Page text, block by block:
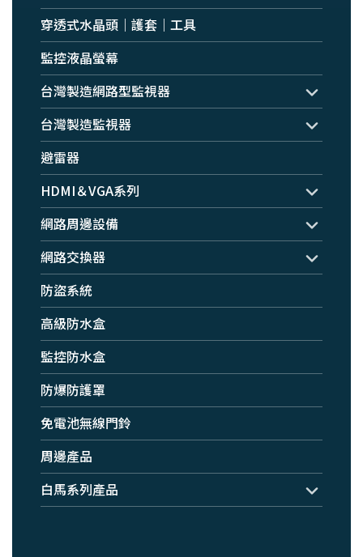
穿透式水晶頭｜護套｜工具
監控液晶螢幕
台灣製造網路型監視器
台灣製造監視器
避雷器
HDMI＆VGA系列
網路周邊設備
網路交換器
防盜系統
高級防水盒
監控防水盒
防爆防護罩
免電池無線門鈴
周邊產品
白馬系列產品